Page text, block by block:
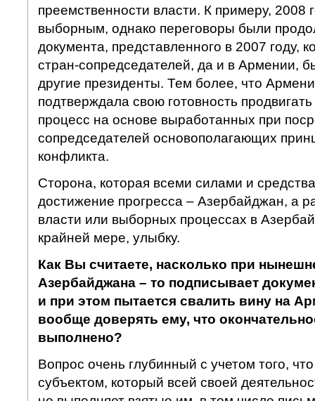
преемственности власти. К примеру, 2008
выборным, однако переговоры были
документа, представленного в 2007 году,
стран-сопредседателей, да и в Армении,
другие президенты. Тем более, что
подтверждала свою готовность
процесс на основе выработанных при
сопредседателей основополагающих
конфликта.
Сторона, которая всеми силами и
достижение прогресса – Азербайджан, а
власти или выборных процессах в
крайней мере, улыбку.
Как Вы считаете, насколько при
Азербайджана – то подписывает
и при этом пытается свалить вину на
вообще доверять ему, что
выполнено?
Вопрос очень глубинный с учетом того,
субъектом, который всей своей